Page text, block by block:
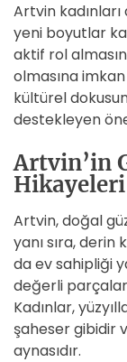
Artvin
yeni boyutlar
aktif rol
olmasına
kültürel
destekleyen
Artvin’in
Hikayeleri
Artvin, doğal
yanı sıra,
da ev sahipliği
değerli
Kadınlar,
şaheser gibidir
aynasıdır.